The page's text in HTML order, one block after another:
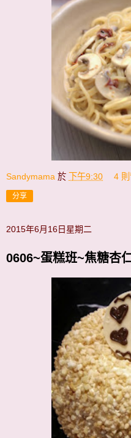
Sandymama 於 下午9:30 4
分享
2015年6月16日星期二
0606~蛋糕班~焦糖杏